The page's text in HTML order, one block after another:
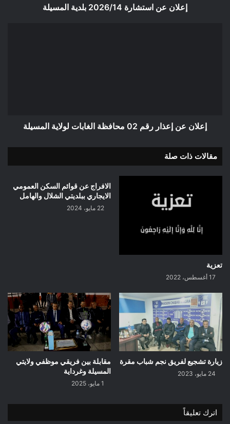
إعلان عن استشارة 2026/14 بلدية المسيلة
إعلان عن إعذار رقم 02 محافظة الغابات لولاية المسيلة
مقالات ذات صلة
تعزية
17 أغسطس، 2022
الافراج عن قوائم السكن العمومي
الايجاري ببلديتي الشلال والهامل
22 مايو، 2024
زيارة تشجيع لفريق نجم شباب مقرة
24 مايو، 2023
مقابلة بين فريقي موظفي ولايتي
المسيلة وغرداية
1 مايو، 2025
اترك تعليقاً